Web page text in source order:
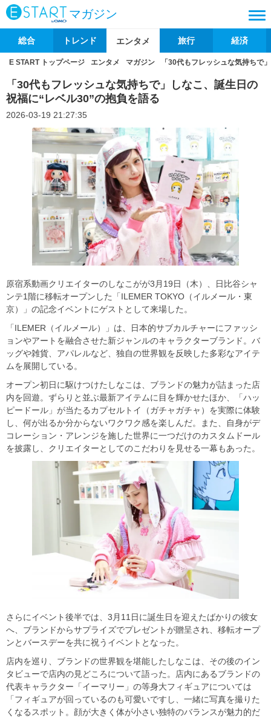
マガジン
総合 トレンド エンタメ 旅行 経済
E START トップページ エンタメ マガジン 「30代もフレッシュな気持ちで
「30代もフレッシュな気持ちで」しなこ、誕生日の
祝福に“レベル30”の抱負を語る
2026-03-19 21:27:35
原宿系動画クリエイターのしなこがが3月19日（木）、日比谷シャ
ンテ1階に移転オープンした「ILEMER TOKYO（イルメール・東
京）」の記念イベントにゲストとして来場した。
「ILEMER（イルメール）」は、日本的サブカルチャーにファッシ
ョンやアートを融合させた新ジャンルのキャラクターブランド。バ
ッグや雑貨、アパレルなど、独自の世界観を反映した多彩なアイテ
ムを展開している。
オープン初日に駆けつけたしなこは、ブランドの魅力が詰まった店
内を回遊。ずらりと並ぶ最新アイテムに目を輝かせたほか、「ハッ
ピードール」が当たるカプセルトイ（ガチャガチャ）を実際に体験
し、何が出るか分からないワクワク感を楽しんだ。また、自身がデ
コレーション・アレンジを施した世界に一つだけのカスタムドール
を披露し、クリエイターとしてのこだわりを見せる一幕もあった。
さらにイベント後半では、3月11日に誕生日を迎えたばかりの彼女
へ、ブランドからサプライズでプレゼントが贈呈され、移転オープ
ンとバースデーを共に祝うイベントとなった。
店内を巡り、ブランドの世界観を堪能したしなこは、その後のイン
タビューで店内の見どころについて語った。店内にあるブランドの
代表キャラクター「イーマリー」の等身大フィギュアについては
「フィギュアが回っているのも可愛いですし、一緒に写真を撮りた
くなるスポット。顔が大きく体が小さい独特のバランスが魅力的だ